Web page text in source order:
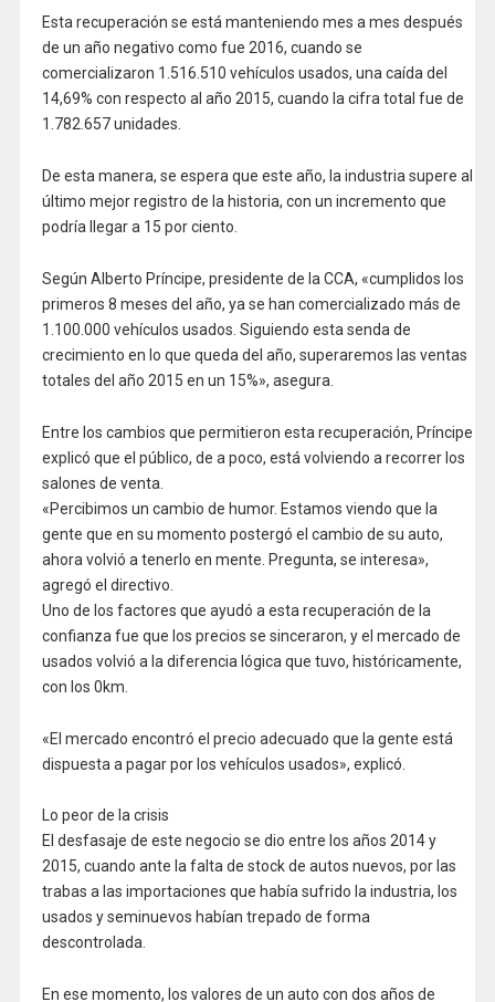
Esta recuperación se está manteniendo mes a mes después
de un año negativo como fue 2016, cuando se
comercializaron 1.516.510 vehículos usados, una caída del
14,69% con respecto al año 2015, cuando la cifra total fue de
1.782.657 unidades.
De esta manera, se espera que este año, la industria supere al
último mejor registro de la historia, con un incremento que
podría llegar a 15 por ciento.
Según Alberto Príncipe, presidente de la CCA, «cumplidos los
primeros 8 meses del año, ya se han comercializado más de
1.100.000 vehículos usados. Siguiendo esta senda de
crecimiento en lo que queda del año, superaremos las ventas
totales del año 2015 en un 15%», asegura.
Entre los cambios que permitieron esta recuperación, Príncipe
explicó que el público, de a poco, está volviendo a recorrer los
salones de venta.
«Percibimos un cambio de humor. Estamos viendo que la
gente que en su momento postergó el cambio de su auto,
ahora volvió a tenerlo en mente. Pregunta, se interesa»,
agregó el directivo.
Uno de los factores que ayudó a esta recuperación de la
confianza fue que los precios se sinceraron, y el mercado de
usados volvió a la diferencia lógica que tuvo, históricamente,
con los 0km.
«El mercado encontró el precio adecuado que la gente está
dispuesta a pagar por los vehículos usados», explicó.
Lo peor de la crisis
El desfasaje de este negocio se dio entre los años 2014 y
2015, cuando ante la falta de stock de autos nuevos, por las
trabas a las importaciones que había sufrido la industria, los
usados y seminuevos habían trepado de forma
descontrolada.
En ese momento, los valores de un auto con dos años de